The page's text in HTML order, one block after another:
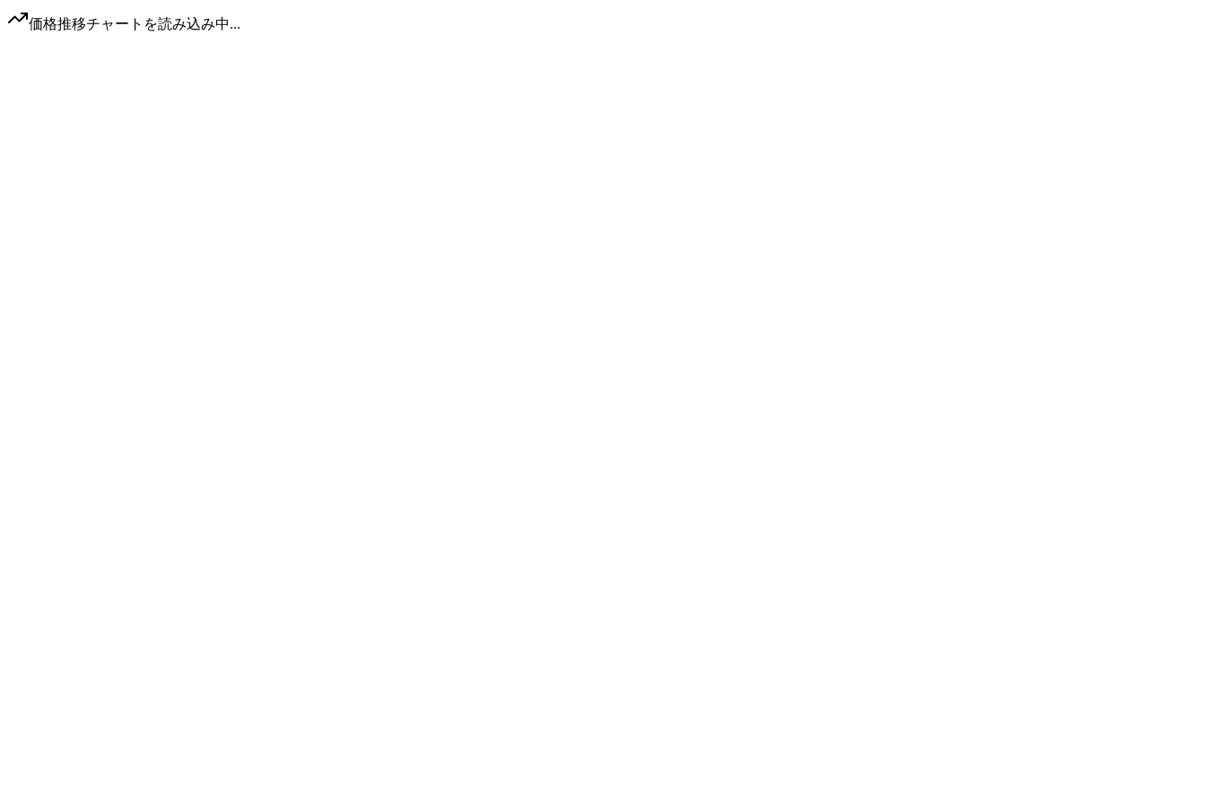
価格推移チャートを読み込み中...